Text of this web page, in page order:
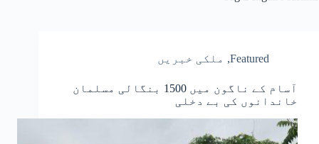
Featured
, ملکی خبریں
آسام کے ناگون میں 1500 بنگالی مسلمان
خاندانوں کی بے دخلی